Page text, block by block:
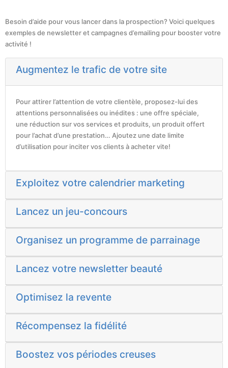
Besoin d’aide pour vous lancer dans la prospection? Voici quelques
exemples de newsletter et campagnes d’emailing pour booster votre
activité !
Augmentez le trafic de votre site
Pour attirer l’attention de votre clientèle, proposez-lui des
attentions personnalisées ou inédites : une offre spéciale,
une réduction sur vos services et produits, un produit offert
pour l’achat d’une prestation… Ajoutez une date limite
d’utilisation pour inciter vos clients à acheter vite!
Exploitez votre calendrier marketing
Lancez un jeu-concours
Organisez un programme de parrainage
Lancez votre newsletter beauté
Optimisez la revente
Récompensez la fidélité
Boostez vos périodes creuses